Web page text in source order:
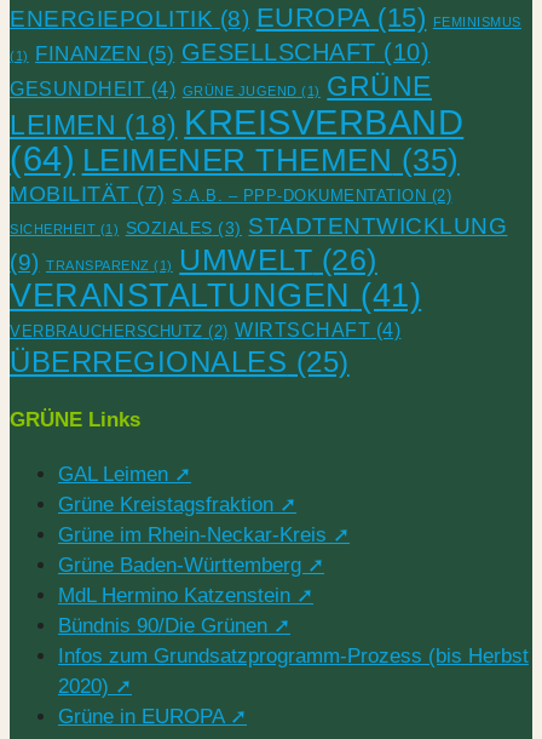
ENERGIEPOLITIK (8) EUROPA(15) FEMINISMUS
(1) FINANZEN (5) GESELLSCHAFT (10)
GESUNDHEIT (4) GRÜNE JUGEND (1)
GRÜNE
LEIMEN (18) KREISVERBAND
(64) LEIMENER THEMEN (35)
MOBILITÄT (7) S.A.B. – PPP-DOKUMENTATION (2)
SICHERHEIT (1) SOZIALES (3) STADTENTWICKLUNG
(9) TRANSPARENZ (1) UMWELT (26)
VERANSTALTUNGEN (41)
VERBRAUCHERSCHUTZ (2) WIRTSCHAFT (4)
ÜBERREGIONALES (25)
GRÜNE Links
GAL Leimen ➚
Grüne Kreistagsfraktion ➚
Grüne im Rhein-Neckar-Kreis ➚
Grüne Baden-Württemberg ➚
MdL Hermino Katzenstein ➚
Bündnis 90/Die Grünen ➚
Infos zum Grundsatzprogramm-Prozess (bis Herbst
2020) ➚
Grüne in EUROPA ➚